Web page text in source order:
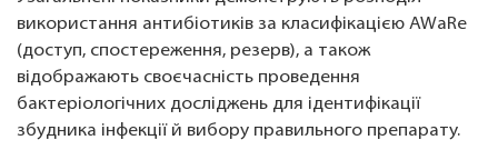
використання антибіотиків за класифікацією AWaRe
(доступ, спостереження, резерв), а також
відображають своєчасність проведення
бактеріологічних досліджень для ідентифікації
збудника інфекції й вибору правильного препарату.